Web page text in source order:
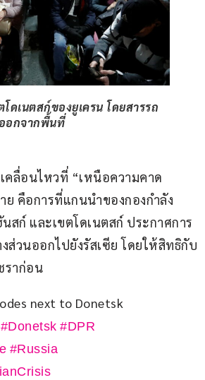
ดเนตสก์ของยูเครน โดยสารรถ
อกจากพื้นที่
คลื่อนไหวที่ “เหนือความคาด
คือการที่แกนนำของกองกำลัง
สก์ และเขตโดเนตสก์ ประกาศการ
วนออกไปยังรัสเซีย โดยให้สิทธิกับ
ราก่อน
next to Donetsk
#Donetsk #DPR
#Russia